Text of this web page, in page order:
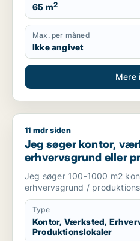
65 m2
Max. per måned
Ikke angivet
Mere
Jeg søger kontor,
11 mdr siden
Jeg søger kontor,
erhvervsgrund eller
salg i Storkøbenhavn
Jeg søger 100-1000 m2
erhvervsgrund /
Type
Kontor, Værksted,
Produktionslokaler